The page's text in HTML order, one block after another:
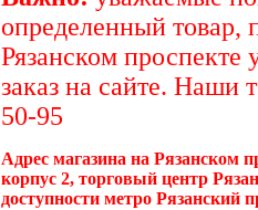
определенный товар,
Рязанском проспекте
заказ на сайте. Наши
50-95
Адрес магазина на Рязанском
корпус 2, торговый центр
доступности метро Рязанский